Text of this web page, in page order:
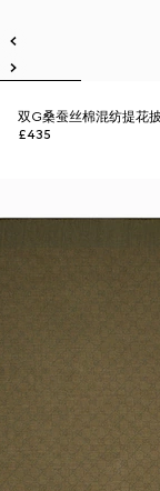
双G桑蚕丝棉混纺提花
£435